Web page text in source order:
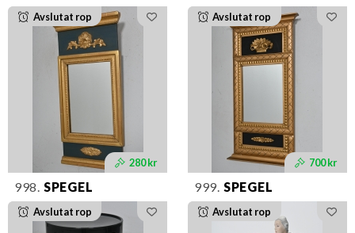
Avslutat rop
280 kr
998. SPEGEL
Avslutat rop
700 kr
999. SPEGEL
Avslutat rop Avslutat rop